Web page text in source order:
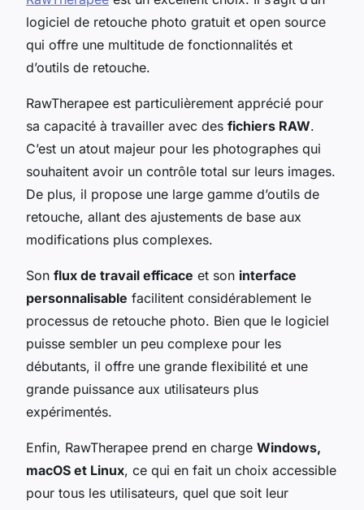
logiciel de retouche photo gratuit et open source
qui offre une multitude de fonctionnalités et
d’outils de retouche.
RawTherapee est particulièrement apprécié pour
sa capacité à travailler avec des fichiers RAW.
C’est un atout majeur pour les photographes qui
souhaitent avoir un contrôle total sur leurs images.
De plus, il propose une large gamme d’outils de
retouche, allant des ajustements de base aux
modifications plus complexes.
Son flux de travail efficace et son interface
personnalisable facilitent considérablement le
processus de retouche photo. Bien que le logiciel
puisse sembler un peu complexe pour les
débutants, il offre une grande flexibilité et une
grande puissance aux utilisateurs plus
expérimentés.
Enfin, RawTherapee prend en charge Windows,
macOS et Linux, ce qui en fait un choix accessible
pour tous les utilisateurs, quel que soit leur